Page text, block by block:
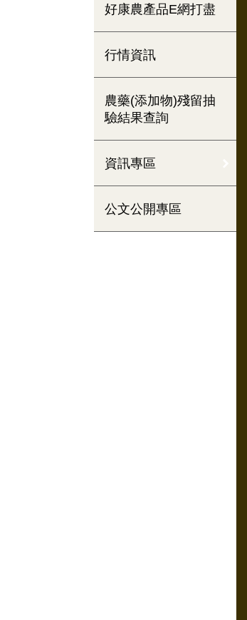
好康農產品E網打盡
行情資訊
農藥(添加物)殘留抽
驗結果查詢
資訊專區
公文公開專區